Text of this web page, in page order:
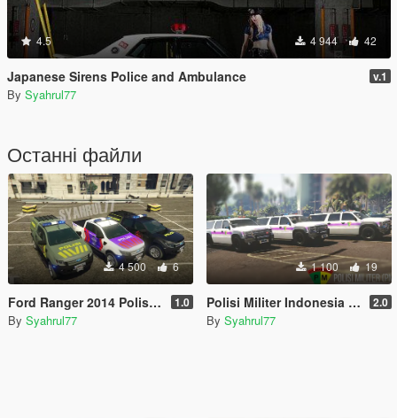
4.5 4 944 42
Japanese Sirens Police and Ambulance v.1
By Syahrul77
Останні файли
4 500 6
Ford Ranger 2014 Polisi Indonesia 1.0
By Syahrul77
1 100 19
Polisi Militer Indonesia (PM) 2.0
By Syahrul77